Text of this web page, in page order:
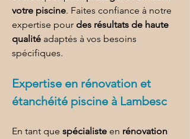
votre piscine. Faites confiance à notre
expertise pour des résultats de haute
qualité adaptés à vos besoins
spécifiques.
Expertise en rénovation et
étanchéité piscine à Lambesc
En tant que spécialiste en rénovation